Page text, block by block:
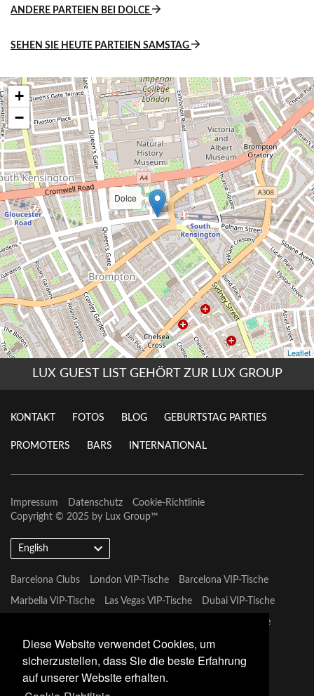
Diese Website verwendet Cookies, um
sicherzustellen, dass Sie die beste Erfahrung
auf unserer Website erhalten.
ANDERE PARTEIEN BEI DOLCE
SEHEN SIE HEUTE PARTEIEN SAMSTAG
LUX GUEST LIST GEHÖRT ZUR LUX GROUP
KONTAKT FOTOS BLOG GEBURTSTAG PARTIES
PROMOTERS BARS INTERNATIONAL
Impressum Datenschutz
Cookie-Richtlinie
Copyright © 2025 by Lux Group™
English
Barcelona Clubs London VIP-Tische Barcelona VIP-Tische
Marbella VIP-Tische Las Vegas VIP-Tische Dubai VIP-Tische
Mykonos VIP-Tische
Tulum VIP-Tische